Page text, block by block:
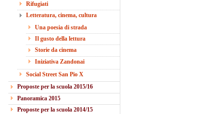
Rifugiati
Letteratura, cinema, cultura
Una poesia di strada
Il gusto della lettura
Storie da cinema
Iniziativa Zandonai
Social Street San Pio X
Proposte per la scuola 2015/16
Panoramica 2015
Proposte per la scuola 2014/15